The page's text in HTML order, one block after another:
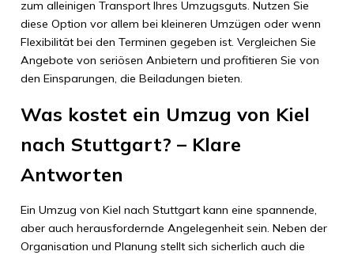
zum alleinigen Transport Ihres Umzugsguts. Nutzen Sie
diese Option vor allem bei kleineren Umzügen oder wenn
Flexibilität bei den Terminen gegeben ist. Vergleichen Sie
Angebote von seriösen Anbietern und profitieren Sie von
den Einsparungen, die Beiladungen bieten.
Was kostet ein Umzug von Kiel
nach Stuttgart? – Klare
Antworten
Ein Umzug von Kiel nach Stuttgart kann eine spannende,
aber auch herausfordernde Angelegenheit sein. Neben der
Organisation und Planung stellt sich sicherlich auch die